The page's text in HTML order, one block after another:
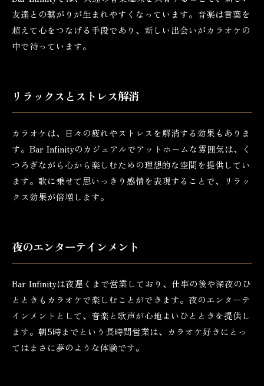
友達との繋がりが生まれやすくなっています。音楽は言葉を
超えて心をつなげる手段であり、新しい出会いがカラオケの
中で待っています。
リラックスとストレス解消
カラオケは、日々の疲れやストレスを解消する効果もありま
す。Bar Infinityのカジュアルでアットホームな雰囲気は、く
つろぎながら心から楽しむための理想的な空間を提供してい
ます。歌に乗せて思いっきり感情を表現することで、リラッ
クス効果が倍増します。
夜のエンターテインメント
Bar Infinityは夜遅くまで営業しており、仕事の後や深夜のひ
とときもカラオケで楽しむことができます。夜のエンターテ
インメントとして、音楽と歌声が心地よいひとときを提供し
ます。朝5時までという長時間営業は、カラオケ好きにとっ
てはまさに夢のような体験です。